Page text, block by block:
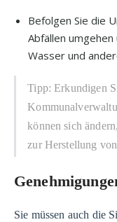
Befolgen Sie die
Abfällen
Wasser und
Tipp: Erkundigen
können sich
zur Herstellung
Sie müssen auch die